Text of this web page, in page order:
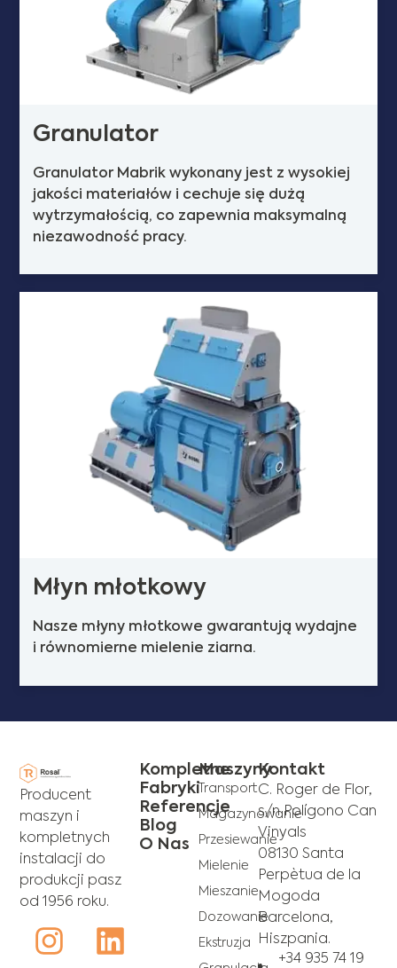
Granulator
Granulator Mabrik wykonany jest z wysokiej
jakości materiałów i cechuje się dużą
wytrzymałością, co zapewnia maksymalną
niezawodność pracy.
Młyn młotkowy
Nasze młyny młotkowe gwarantują wydajne
i równomierne mielenie ziarna.
Producent
maszyn i
kompletnych
instalacji do
produkcji pasz
od 1956 roku.
Maszyny
Transport
Magazynowanie
Przesiewanie
Mielenie
Mieszanie
Dozowanie
Ekstruzja
Kompletne
Fabryki
Referencje
Blog
O Nas
Kontakt
C. Roger de Flor,
s/n Polígono Can
Vinyals
08130 Santa
Perpètua de la
Mogoda
Barcelona,
Hiszpania.
+34 935 74 19